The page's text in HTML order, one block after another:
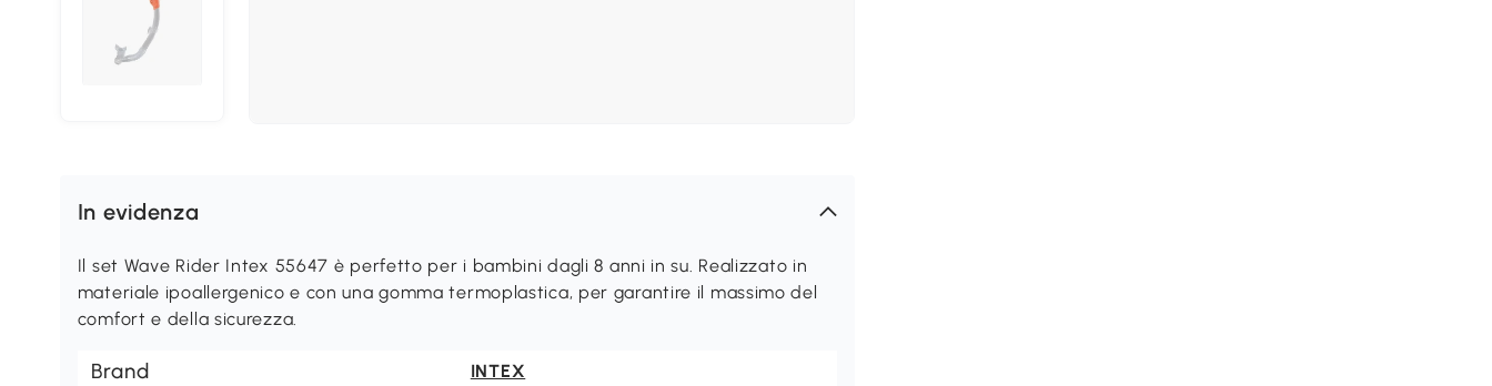
In evidenza
Il set Wave Rider Intex 55647 è perfetto per i bambini dagli 8 anni in su. Realizzato in
materiale ipoallergenico e con una gomma termoplastica, per garantire il massimo del
comfort e della sicurezza.
Brand INTEX